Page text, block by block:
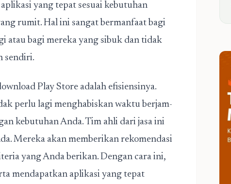
yang tepat sesuai kebutuhan
rumit. Hal ini sangat bermanfaat bagi
atau bagi mereka yang sibuk dan tidak
sendiri.
Play Store adalah efisiensinya.
perlu lagi menghabiskan waktu berjam-
kebutuhan Anda. Tim ahli dari jasa ini
Mereka akan memberikan rekomendasi
yang Anda berikan. Dengan cara ini,
mendapatkan aplikasi yang tepat